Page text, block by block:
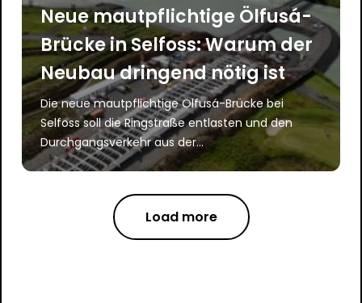
Neue mautpflichtige Ölfusá-
Brücke in Selfoss: Warum der
Neubau dringend nötig ist
Die neue mautpflichtige Ölfusá-Brücke bei
Selfoss soll die Ringstraße entlasten und den
Durchgangsverkehr aus der...
Load more